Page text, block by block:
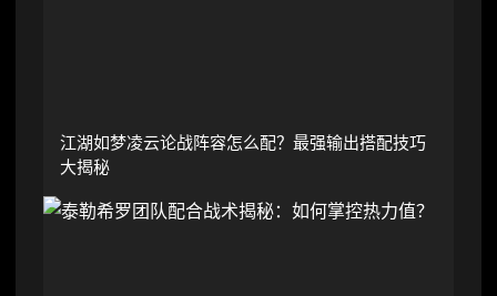
江湖如梦凌云论战阵容怎么配？最强输出搭配技巧
大揭秘